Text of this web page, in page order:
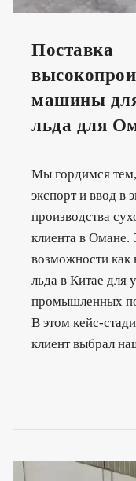
Поставка
машины для
льда для
Мы гордимся
экспорт и ввод в
производства
клиента в Омане.
возможности как
льда в Китае для
промышленных
В этом кейс-
клиент выбрал